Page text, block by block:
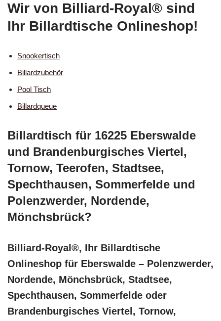
Wir von Billiard-Royal® sind
Ihr Billardtische Onlineshop!
Snookertisch
Billardzubehör
Pool Tisch
Billardqueue
Billardtisch für 16225 Eberswalde
und Brandenburgisches Viertel,
Tornow, Teerofen, Stadtsee,
Spechthausen, Sommerfelde und
Polenzwerder, Nordende,
Mönchsbrück?
Billiard-Royal®, Ihr Billardtische
Onlineshop für Eberswalde – Polenzwerder,
Nordende, Mönchsbrück, Stadtsee,
Spechthausen, Sommerfelde oder
Brandenburgisches Viertel, Tornow,